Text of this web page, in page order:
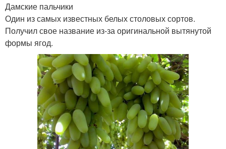
Дамские пальчики
Один из самых известных белых столовых сортов.
Получил свое название из-за оригинальной вытянутой
формы ягод.